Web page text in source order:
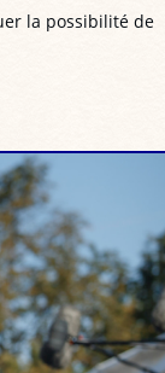
la possibilité de